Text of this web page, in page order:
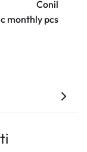
Conil
monthly pcs